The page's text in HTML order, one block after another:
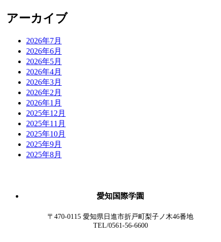
アーカイブ
2026年7月
2026年6月
2026年5月
2026年4月
2026年3月
2026年2月
2026年1月
2025年12月
2025年11月
2025年10月
2025年9月
2025年8月
愛知国際学園
〒470-0115 愛知県日進市折戸町梨子ノ木46番地
TEL/0561-56-6600